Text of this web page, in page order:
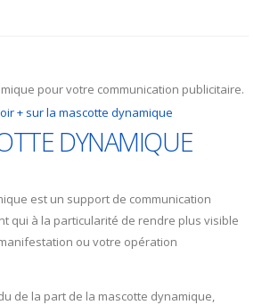
+ sur la mascotte dynamique
DYNAMIQUE
est un support de communication
qui à la particularité de rendre plus visible
ou votre opération
de la part de la mascotte dynamique,